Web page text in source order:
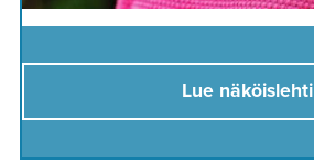
Lue näköislehti